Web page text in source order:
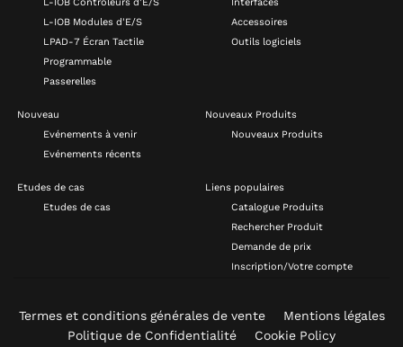
L-IOB Contrôleurs d'E/S
L-IOB Modules d'E/S
LPAD-7 Écran Tactile
Programmable
Passerelles
Interfaces
Accessoires
Outils logiciels
Nouveau
Evénements à venir
Evénements récents
Nouveaux Produits
Nouveaux Produits
Etudes de cas
Etudes de cas
Liens populaires
Catalogue Produits
Rechercher Produit
Demande de prix
Inscription/Votre compte
Termes et conditions générales de vente
Mentions légales
Politique de Confidentialité
Cookie Policy